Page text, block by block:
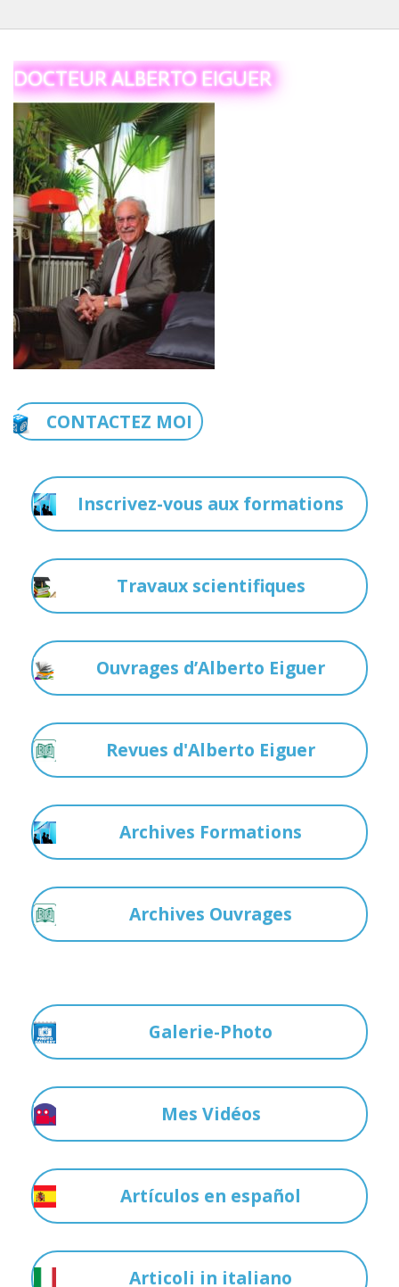
DOCTEUR ALBERTO EIGUER
CONTACTEZ MOI
Inscrivez-vous aux formations
Travaux scientifiques
Ouvrages d’Alberto Eiguer
Revues d'Alberto Eiguer
Archives Formations
Archives Ouvrages
Galerie-Photo
Mes Vidéos
Artículos en español
Articoli in italiano